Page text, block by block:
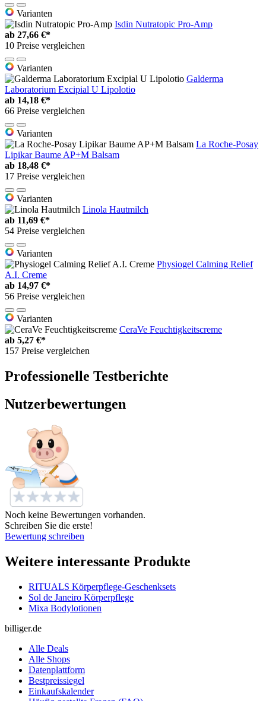
Varianten
Isdin Nutratopic Pro-Amp
ab 27,66 €*
10 Preise vergleichen
Varianten
Galderma
Laboratorium Excipial U Lipolotio
ab 14,18 €*
66 Preise vergleichen
Varianten
La Roche-Posay
Lipikar Baume AP+M Balsam
ab 18,48 €*
17 Preise vergleichen
Varianten
Linola Hautmilch
ab 11,69 €*
54 Preise vergleichen
Varianten
Physiogel Calming Relief
A.I. Creme
ab 14,97 €*
56 Preise vergleichen
Varianten
CeraVe Feuchtigkeitscreme
ab 5,27 €*
157 Preise vergleichen
Professionelle Testberichte
Nutzerbewertungen
Noch keine Bewertungen vorhanden.
Schreiben Sie die erste!
Bewertung schreiben
Weitere interessante Produkte
RITUALS Körperpflege-Geschenksets
Sol de Janeiro Körperpflege
Mixa Bodylotionen
billiger.de
Alle Deals
Alle Shops
Datenplattform
Bestpreissiegel
Einkaufskalender